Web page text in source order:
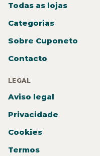
Todas as lojas
Categorias
Sobre Cuponeto
Contacto
LEGAL
Aviso legal
Privacidade
Cookies
Termos